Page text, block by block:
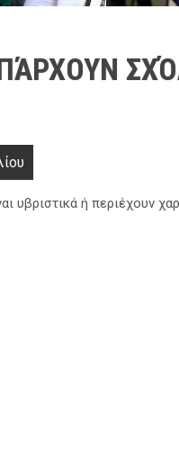
υβριστικά ή περιέχουν